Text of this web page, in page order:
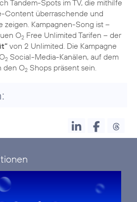
Tandem-Spots im TV, die mithilfe
Content überraschende und
zeigen. Kampagnen-Song ist –
O2 Free Unlimited Tarifen – der
von 2 Unlimited. Die Kampagne
2 Social-Media-Kanälen, auf dem
den O2 Shops präsent sein.